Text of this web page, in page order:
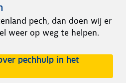
pech, dan doen wij er
weer op weg te helpen.
pechhulp in het